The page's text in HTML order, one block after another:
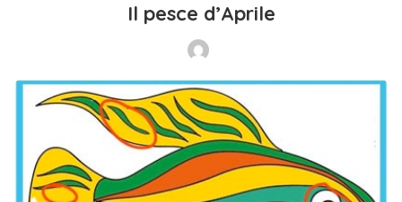
Il pesce d’Aprile